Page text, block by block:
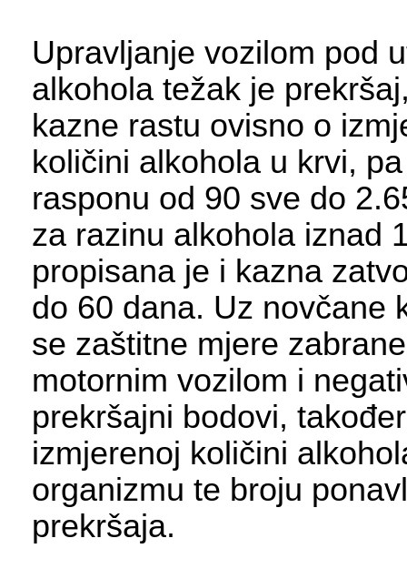
Upravljanje vozilom pod
alkohola težak je
kazne rastu ovisno o
količini alkohola u krvi,
rasponu od 90 sve do
za razinu alkohola iznad
propisana je i kazna
do 60 dana. Uz novčane
se zaštitne mjere
motornim vozilom i
prekršajni bodovi,
izmjerenoj količini
organizmu te broju
prekršaja.